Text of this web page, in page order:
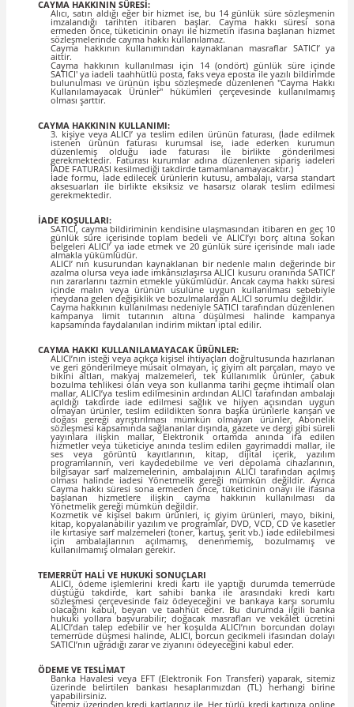
CAYMA HAKKININ SÜRESİ:
Alıcı, satın aldığı eğer bir hizmet ise, bu 14 günlük süre sözleşmenin
imzalandığı tarihten itibaren başlar. Cayma hakkı süresi sona
ermeden önce, tüketicinin onayı ile hizmetin ifasına başlanan hizmet
sözleşmelerinde cayma hakkı kullanılamaz.
Cayma hakkının kullanımından kaynaklanan masraflar SATICI’ ya
aittir.
Cayma hakkının kullanılması için 14 (ondört) günlük süre içinde
SATICI' ya iadeli taahhütlü posta, faks veya eposta ile yazılı bildirimde
bulunulması ve ürünün işbu sözleşmede düzenlenen "Cayma Hakkı
Kullanılamayacak Ürünler" hükümleri çerçevesinde kullanılmamış
olması şarttır.
CAYMA HAKKININ KULLANIMI:
3. kişiye veya ALICI’ ya teslim edilen ürünün faturası, (İade edilmek
istenen ürünün faturası kurumsal ise, iade ederken kurumun
düzenlemiş olduğu iade faturası ile birlikte gönderilmesi
gerekmektedir. Faturası kurumlar adına düzenlenen sipariş iadeleri
İADE FATURASI kesilmediği takdirde tamamlanamayacaktır.)
İade formu, İade edilecek ürünlerin kutusu, ambalajı, varsa standart
aksesuarları ile birlikte eksiksiz ve hasarsız olarak teslim edilmesi
gerekmektedir.
İADE KOŞULLARI:
SATICI, cayma bildiriminin kendisine ulaşmasından itibaren en geç 10
günlük süre içerisinde toplam bedeli ve ALICI’yı borç altına sokan
belgeleri ALICI’ ya iade etmek ve 20 günlük süre içerisinde malı iade
almakla yükümlüdür.
ALICI’ nın kusurundan kaynaklanan bir nedenle malın değerinde bir
azalma olursa veya iade imkânsızlaşırsa ALICI kusuru oranında SATICI’
nın zararlarını tazmin etmekle yükümlüdür. Ancak cayma hakkı süresi
içinde malın veya ürünün usulüne uygun kullanılması sebebiyle
meydana gelen değişiklik ve bozulmalardan ALICI sorumlu değildir.
Cayma hakkının kullanılması nedeniyle SATICI tarafından düzenlenen
kampanya limit tutarının altına düşülmesi halinde kampanya
kapsamında faydalanılan indirim miktarı iptal edilir.
CAYMA HAKKI KULLANILAMAYACAK ÜRÜNLER:
ALICI’nın isteği veya açıkça kişisel ihtiyaçları doğrultusunda hazırlanan
ve geri gönderilmeye müsait olmayan, iç giyim alt parçaları, mayo ve
bikini altları, makyaj malzemeleri, tek kullanımlık ürünler, çabuk
bozulma tehlikesi olan veya son kullanma tarihi geçme ihtimali olan
mallar, ALICI’ya teslim edilmesinin ardından ALICI tarafından ambalajı
açıldığı takdirde iade edilmesi sağlık ve hijyen açısından uygun
olmayan ürünler, teslim edildikten sonra başka ürünlerle karışan ve
doğası gereği ayrıştırılması mümkün olmayan ürünler, Abonelik
sözleşmesi kapsamında sağlananlar dışında, gazete ve dergi gibi süreli
yayınlara ilişkin mallar, Elektronik ortamda anında ifa edilen
hizmetler veya tüketiciye anında teslim edilen gayrimaddi mallar, ile
ses veya görüntü kayıtlarının, kitap, dijital içerik, yazılım
programlarının, veri kaydedebilme ve veri depolama cihazlarının,
bilgisayar sarf malzemelerinin, ambalajının ALICI tarafından açılmış
olması halinde iadesi Yönetmelik gereği mümkün değildir. Ayrıca
Cayma hakkı süresi sona ermeden önce, tüketicinin onayı ile ifasına
başlanan hizmetlere ilişkin cayma hakkının kullanılması da
Yönetmelik gereği mümkün değildir.
Kozmetik ve kişisel bakım ürünleri, iç giyim ürünleri, mayo, bikini,
kitap, kopyalanabilir yazılım ve programlar, DVD, VCD, CD ve kasetler
ile kırtasiye sarf malzemeleri (toner, kartuş, şerit vb.) iade edilebilmesi
için ambalajlarının açılmamış, denenmemiş, bozulmamış ve
kullanılmamış olmaları gerekir.
TEMERRÜT HALİ VE HUKUKİ SONUÇLARI
ALICI, ödeme işlemlerini kredi kartı ile yaptığı durumda temerrüde
düştüğü takdirde, kart sahibi banka ile arasındaki kredi kartı
sözleşmesi çerçevesinde faiz ödeyeceğini ve bankaya karşı sorumlu
olacağını kabul, beyan ve taahhüt eder. Bu durumda ilgili banka
hukuki yollara başvurabilir; doğacak masrafları ve vekâlet ücretini
ALICI’dan talep edebilir ve her koşulda ALICI’nın borcundan dolayı
temerrüde düşmesi halinde, ALICI, borcun gecikmeli ifasından dolayı
SATICI’nın uğradığı zarar ve ziyanını ödeyeceğini kabul eder.
ÖDEME VE TESLİMAT
Banka Havalesi veya EFT (Elektronik Fon Transferi) yaparak, sitemiz
üzerinde belirtilen bankası hesaplarımızdan (TL) herhangi birine
yapabilirsiniz.
Sitemiz üzerinden kredi kartlarınız ile, Her türlü kredi kartınıza online